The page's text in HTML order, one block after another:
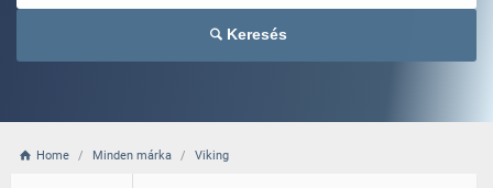
Keresés
Home Minden márka Viking